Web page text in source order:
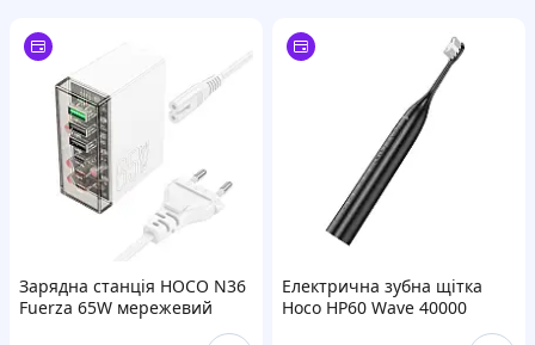
Зарядна станція HOCO N36
Fuerza 65W мережевий
Електрична зубна щітка
Hoco HP60 Wave 40000